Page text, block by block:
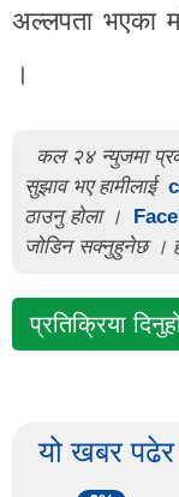
अल्लपता भएका
।
कल २४ न्युजमा
सुझाव भए हामीलाई
ठाउनु होला ।
जोडिन सक्नुहुनेछ ।
प्रतिक्रिया
यो खबर